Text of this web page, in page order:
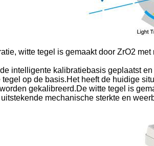
witte tegel is gemaakt door ZrO2
intelligente kalibratiebasis geplaatst
op de basis.Het heeft de huidige
gekalibreerd.De witte tegel is
mechanische sterkte en